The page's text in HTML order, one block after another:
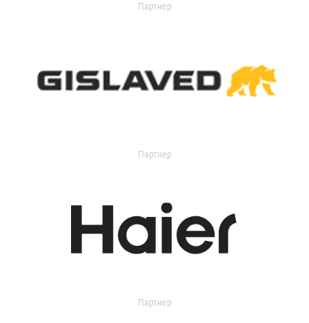
Партнер
Партнер
Партнер